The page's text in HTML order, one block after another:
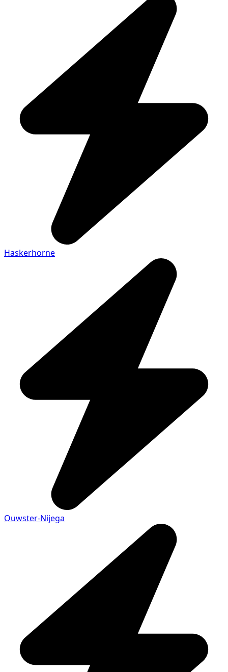
Haskerhorne
Ouwster-Nijega